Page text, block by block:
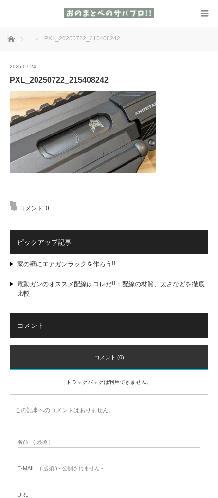
ホーム PXL_20250722_215408242
2025.07.24
PXL_20250722_215408242
コメント: 0
ピックアップ記事
家の壁にエアガンラックを作ろう!!
電動ガンのオススメ配線はコレだ!!：配線の材質、太さなどを徹底
比較
コメント
コメント (0)
トラックバックは利用できません。
この記事へのコメントはありません。
名前 ( 必須 )
E-MAIL ( 必須 ) - 公開されません -
URL